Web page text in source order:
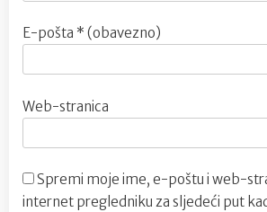
E-pošta * (obavezno)
Web-stranica
Spremi moje ime, e-poštu i web-
internet pregledniku za sljedeći put